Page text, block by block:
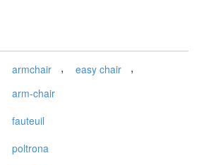
armchair , easy chair ,
arm-chair
fauteuil
poltrona